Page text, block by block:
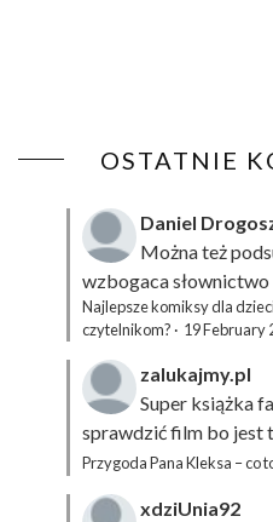
OSTATNIE
Daniel
Można też
wzbogaca słownictwo
Najlepsze komiksy dla
czytelnikom? · 19 February
zalukajmy.pl
Super książka
sprawdzić film bo jest
Przygoda Pana Kleksa – co
xdziUnia92